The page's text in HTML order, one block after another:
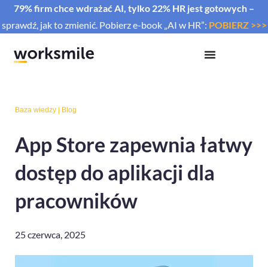
79% firm chce wdrażać AI, tylko 22% HR jest gotowych –
sprawdź, jak to zmienić. Pobierz e-book „AI w HR”: POBIERZ >>>
Baza wiedzy Blog
App Store zapewnia łatwy
dostęp do aplikacji dla
pracowników
25 czerwca, 2025